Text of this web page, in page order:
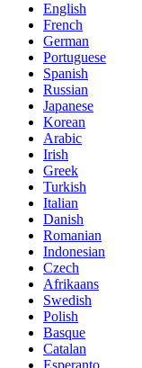
English
French
German
Portuguese
Spanish
Russian
Japanese
Korean
Arabic
Irish
Greek
Turkish
Italian
Danish
Romanian
Indonesian
Czech
Afrikaans
Swedish
Polish
Basque
Catalan